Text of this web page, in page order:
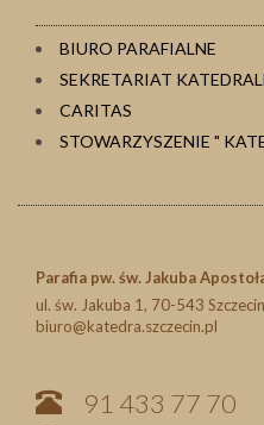
BIURO PARAFIALNE
SEKRETARIAT
CARITAS
STOWARZYSZENIE "
Parafia pw. św. Jakuba
ul. św. Jakuba 1, 70-543 Szczecin
biuro@katedra.szczecin.pl
91 433 77 70